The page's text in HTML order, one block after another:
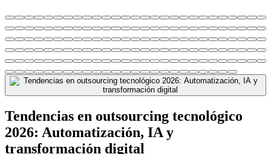
Tendencias en outsourcing tecnológico
2026: Automatización, IA y
transformación digital